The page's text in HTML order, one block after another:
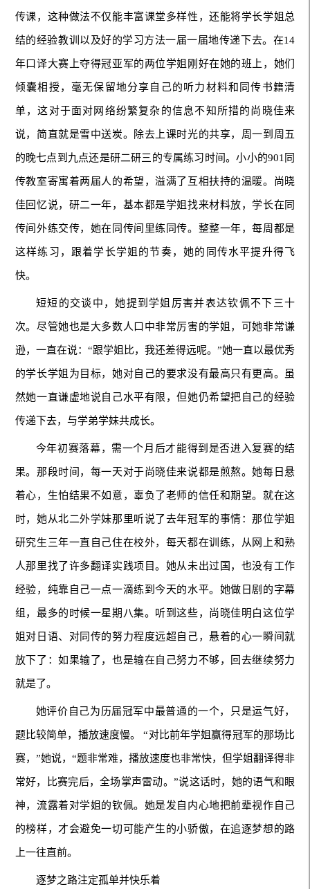
传课，这种做法不仅能丰富课堂多样性，还能将学长学姐总
结的经验教训以及好的学习方法一届一届地传递下去。在14
年口译大赛上夺得冠亚军的两位学姐刚好在她的班上，她们
倾囊相授，毫无保留地分享自己的听力材料和同传书籍清
单，这对于面对网络纷繁复杂的信息不知所措的尚晓佳来
说，简直就是雪中送炭。除去上课时光的共享，周一到周五
的晚七点到九点还是研二研三的专属练习时间。小小的901同
传教室寄寓着两届人的希望，溢满了互相扶持的温暖。尚晓
佳回忆说，研二一年，基本都是学姐找来材料放，学长在同
传间外练交传，她在同传间里练同传。整整一年，每周都是
这样练习，跟着学长学姐的节奏，她的同传水平提升得飞
快。
短短的交谈中，她提到学姐厉害并表达钦佩不下三十
次。尽管她也是大多数人口中非常厉害的学姐，可她非常谦
逊，一直在说：“跟学姐比，我还差得远呢。”她一直以最优秀
的学长学姐为目标，她对自己的要求没有最高只有更高。虽
然她一直谦虚地说自己水平有限，但她仍希望把自己的经验
传递下去，与学弟学妹共成长。
今年初赛落幕，需一个月后才能得到是否进入复赛的结
果。那段时间，每一天对于尚晓佳来说都是煎熬。她每日悬
着心，生怕结果不如意，辜负了老师的信任和期望。就在这
时，她从北二外学妹那里听说了去年冠军的事情：那位学姐
研究生三年一直自己住在校外，每天都在训练，从网上和熟
人那里找了许多翻译实践项目。她从未出过国，也没有工作
经验，纯靠自己一点一滴练到今天的水平。她做日剧的字幕
组，最多的时候一星期八集。听到这些，尚晓佳明白这位学
姐对日语、对同传的努力程度远超自己，悬着的心一瞬间就
放下了：如果输了，也是输在自己努力不够，回去继续努力
就是了。
她评价自己为历届冠军中最普通的一个，只是运气好，
题比较简单，播放速度慢。 “对比前年学姐赢得冠军的那场比
赛，”她说，“题非常难，播放速度也非常快，但学姐翻译得非
常好，比赛完后，全场掌声雷动。”说这话时，她的语气和眼
神，流露着对学姐的钦佩。她是发自内心地把前辈视作自己
的榜样，才会避免一切可能产生的小骄傲，在追逐梦想的路
上一往直前。
逐梦之路注定孤单并快乐着